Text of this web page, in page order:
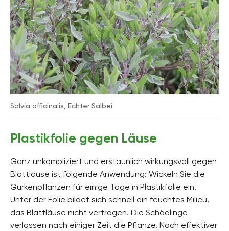
Salvia officinalis, Echter Salbei
Plastikfolie gegen Läuse
Ganz unkompliziert und erstaunlich wirkungsvoll gegen
Blattläuse ist folgende Anwendung: Wickeln Sie die
Gurkenpflanzen für einige Tage in Plastikfolie ein.
Unter der Folie bildet sich schnell ein feuchtes Milieu,
das Blattläuse nicht vertragen. Die Schädlinge
verlassen nach einiger Zeit die Pflanze. Noch effektiver